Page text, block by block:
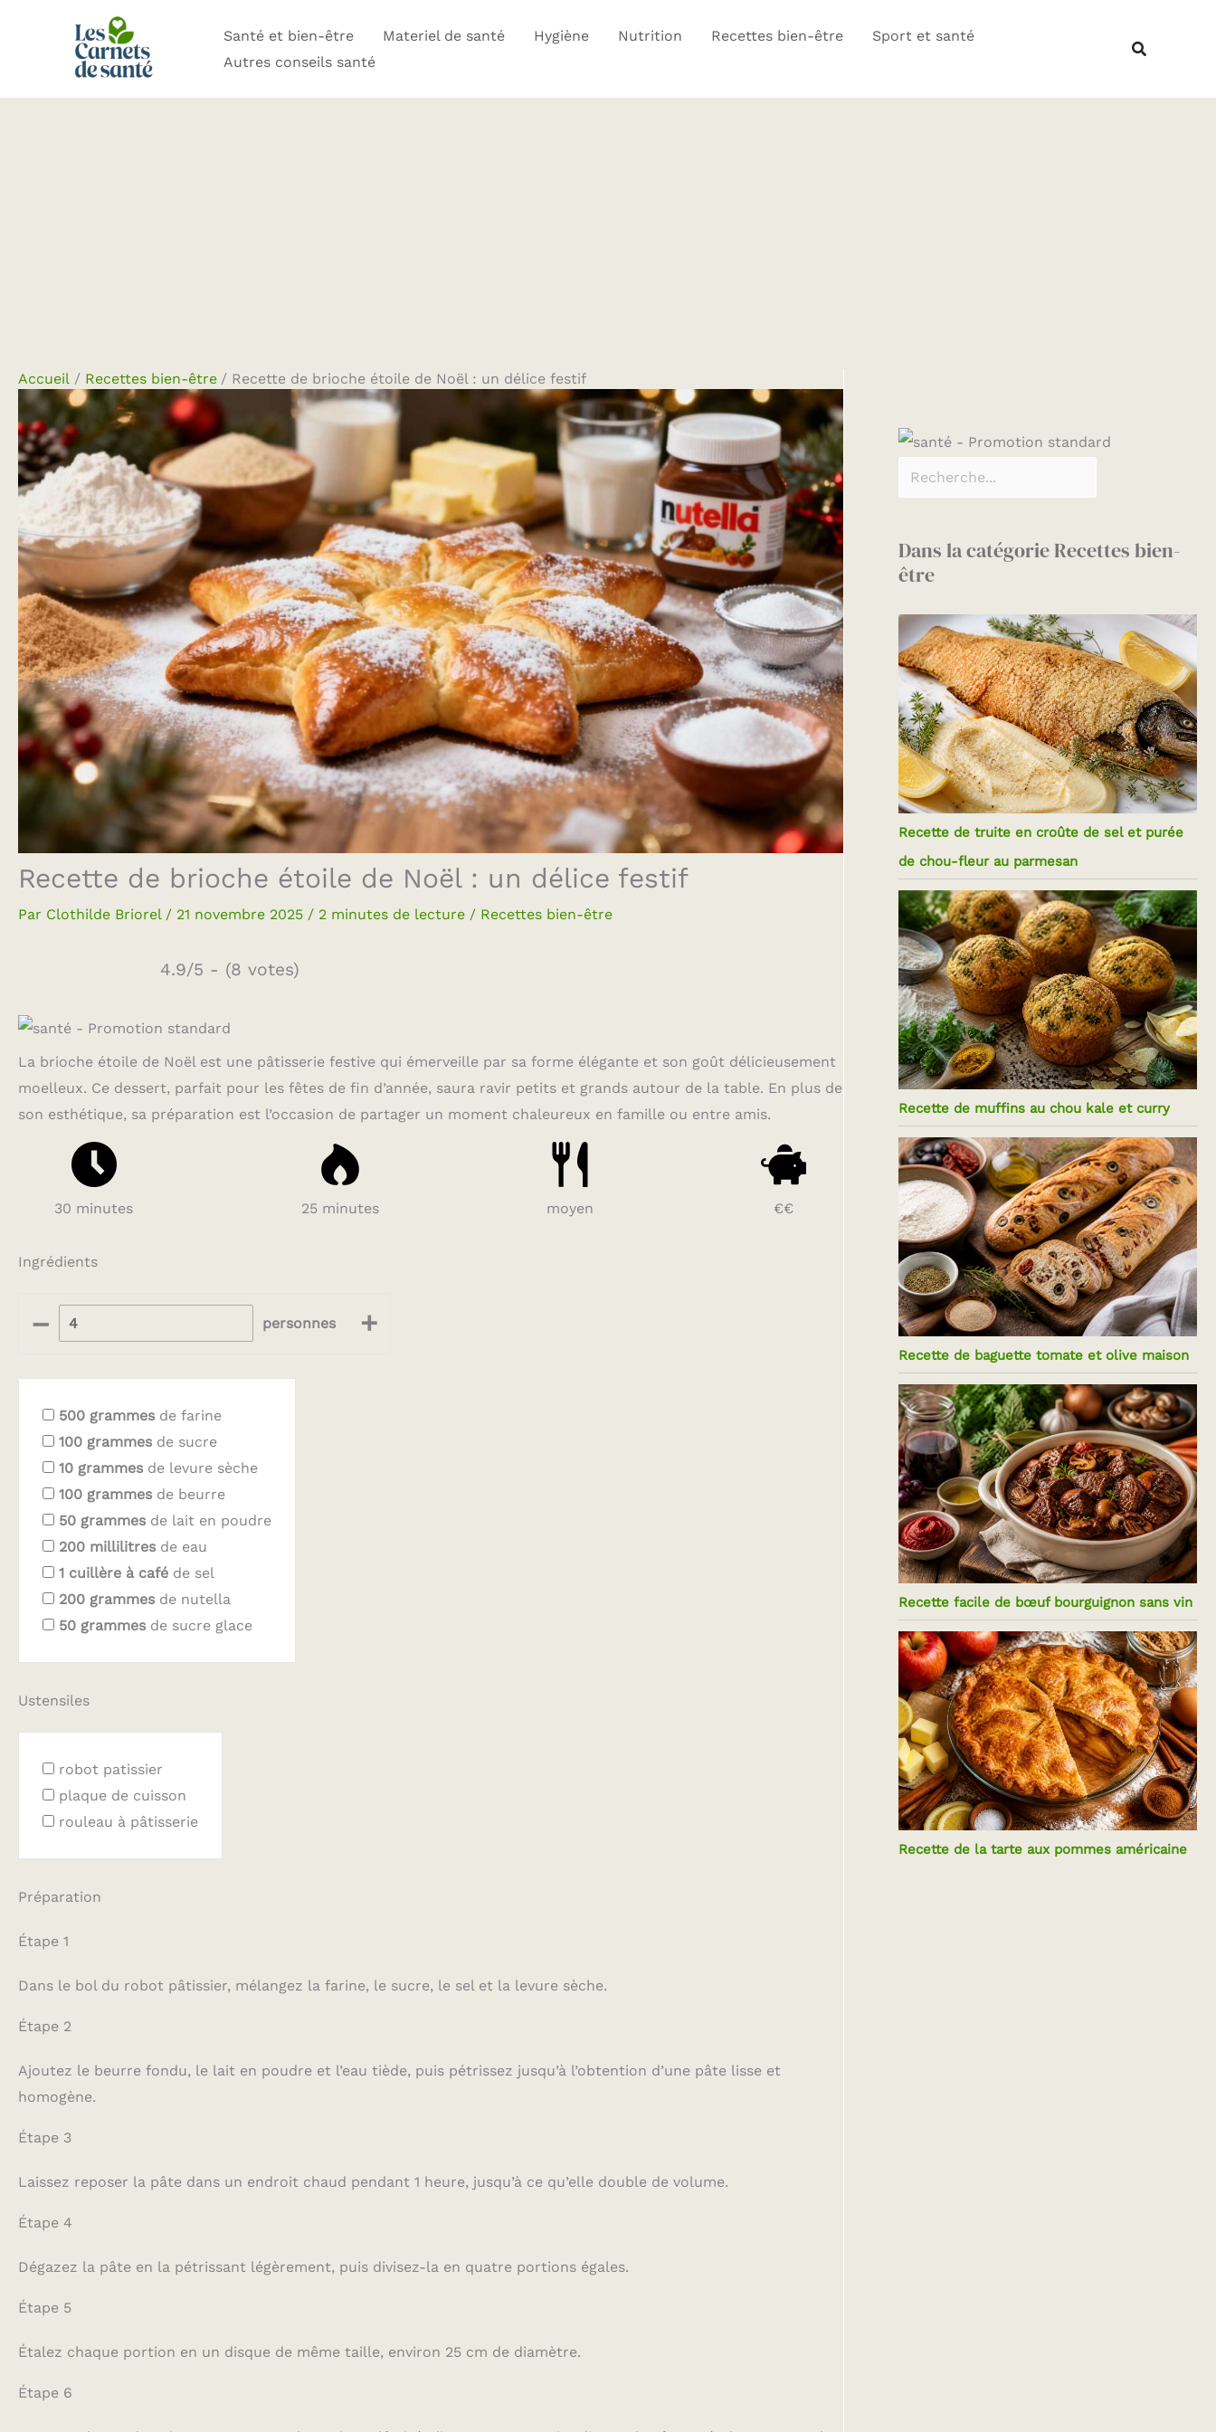
Santé et bien-être Materiel de santé Hygiène Nutrition Recettes bien-être
Sport et santé
Autres conseils santé
Accueil Recettes bien-être Recette de brioche étoile de Noël : un délice festif
Recette de brioche étoile de Noël : un délice festif
Par Clothilde Briorel / 21 novembre 2025 / 2 minutes de lecture / Recettes bien-être
4.9/5 - (8 votes)
La brioche étoile de Noël est une pâtisserie festive qui émerveille par sa forme élégante et son goût délicieusement
moelleux. Ce dessert, parfait pour les fêtes de fin d’année, saura ravir petits et grands autour de la table. En plus de
son esthétique, sa préparation est l’occasion de partager un moment chaleureux en famille ou entre amis.
30 minutes 25 minutes moyen €€
Ingrédients
– personnes +
500 grammes de farine
100 grammes de sucre
10 grammes de levure sèche
100 grammes de beurre
50 grammes de lait en poudre
200 millilitres de eau
1 cuillère à café de sel
200 grammes de nutella
50 grammes de sucre glace
Ustensiles
robot patissier
plaque de cuisson
rouleau à pâtisserie
Préparation
Étape 1
Dans le bol du robot pâtissier, mélangez la farine, le sucre, le sel et la levure sèche.
Étape 2
Ajoutez le beurre fondu, le lait en poudre et l’eau tiède, puis pétrissez jusqu’à l’obtention d’une pâte lisse et
homogène.
Étape 3
Laissez reposer la pâte dans un endroit chaud pendant 1 heure, jusqu’à ce qu’elle double de volume.
Étape 4
Dégazez la pâte en la pétrissant légèrement, puis divisez-la en quatre portions égales.
Étape 5
Étalez chaque portion en un disque de même taille, environ 25 cm de diamètre.
Étape 6
Dans la catégorie Recettes bien-
être
Recette de truite en croûte de sel et purée
de chou-fleur au parmesan
Recette de muffins au chou kale et curry
Recette de baguette tomate et olive maison
Recette facile de bœuf bourguignon sans vin
Recette de la tarte aux pommes américaine